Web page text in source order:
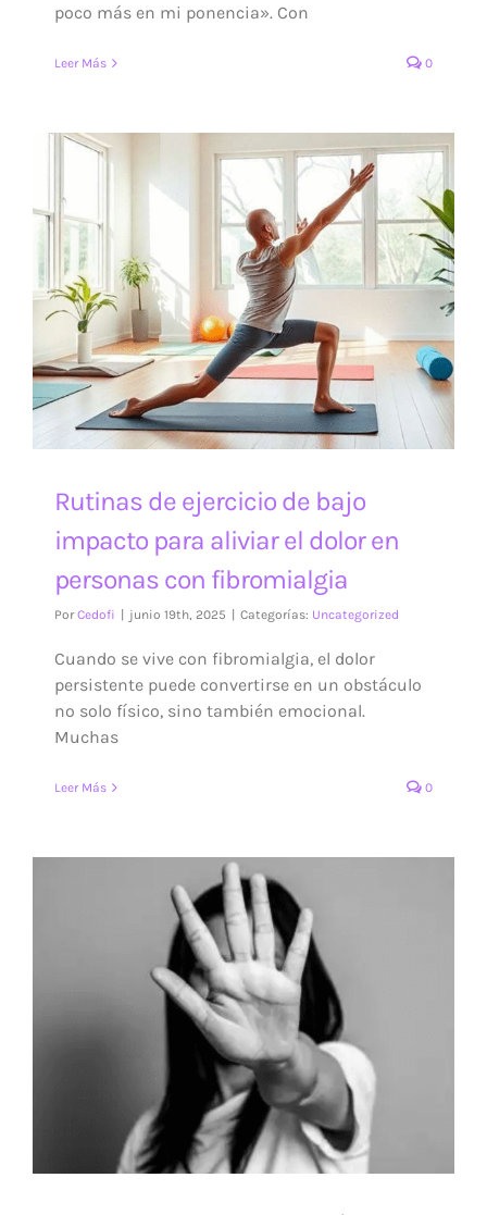
poco más en mi ponencia». Con
Leer Más 0
Rutinas de ejercicio de bajo
impacto para aliviar el dolor en
personas con fibromialgia
PorCedofi junio 19th, 2025 Categorías: Uncategorized
Cuando se vive con fibromialgia, el dolor
persistente puede convertirse en un obstáculo
no solo físico, sino también emocional.
Muchas
Leer Más 0